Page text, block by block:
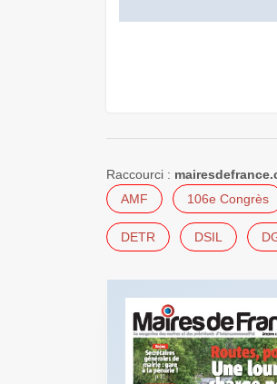
Raccourci :
AMF
106e Congrès
DETR DSIL